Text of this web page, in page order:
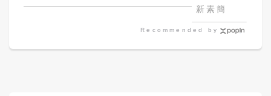
囊，瘦出小
新素簡
Recommended by